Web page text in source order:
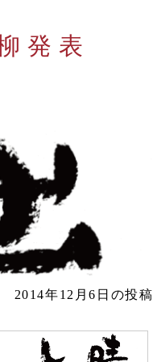
発表
2014年12月6日の投稿